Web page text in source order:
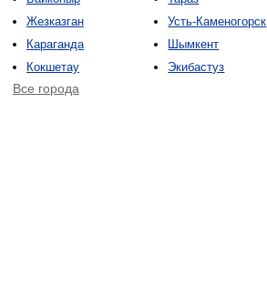
Жезказган
Караганда
Кокшетау
Усть-Каменогорск
Шымкент
Экибастуз
Все города